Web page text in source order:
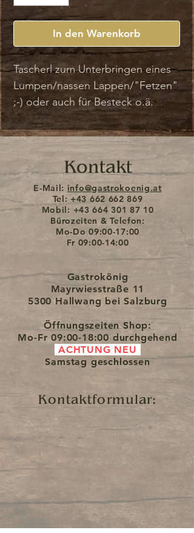
In den Warenkorb
Tascherl zum Unterbringen eines
Lumpen/nassen Lappen/"Fetzen"
;-) oder auch für Besteck o.ä.
Extra mit wasserdichter
Innenseite.
Selbstverständlich gilt auch für
das Lumpentascherl die
GASTROKÖNIG-GARANTIE - ein
"Geldtaschen-Leben lang"!
Kontakt
E-Mail: info@gastrokoenig.at
Tel: +43 662 662 869
Mobil: +43 664 301 87 10
Bürozeiten & Telefon:
Mo-Do 09:00-17:00
Fr 09:00-14:00
Gastrokönig
Mayrwiesstraße 11
5300 Hallwang bei Salzburg
Öffnungszeiten Shop:
Mo-Fr 09:00-18:00 durchgehend
ACHTUNG NEU
Samstag geschlossen
Kontaktformular: